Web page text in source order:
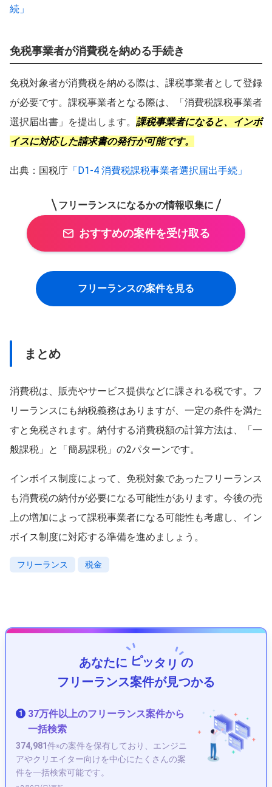
続」
免税事業者が消費税を納める手続き
免税対象者が消費税を納める際は、課税事業者として登録
が必要です。課税事業者となる際は、「消費税課税事業者
選択届出書」を提出します。 課税事業者になると、インボ
イスに対応した請求書の発行が可能です。
出典：国税庁 「D1-4 消費税課税事業者選択届出手続」
フリーランスになるかの情報収集に
おすすめの案件を受け取る
フリーランスの案件を見る
まとめ
消費税は、販売やサービス提供などに課される税です。フ
リーランスにも納税義務はありますが、一定の条件を満た
すと免税されます。納付する消費税額の計算方法は、「一
般課税」と「簡易課税」の2パターンです。
インボイス制度によって、免税対象であったフリーランス
も消費税の納付が必要になる可能性があります。今後の売
上の増加によって課税事業者になる可能性も考慮し、イン
ボイス制度に対応する準備を進めましょう。
フリーランス 税金
あなたに ピッタリ の
フリーランス案件が見つかる
1
37万件以上のフリーランス案件から
一括検索
374,981件※の案件を保有しており、エンジニ
アやクリエイター向けを中心にたくさんの案
件を一括検索可能です。